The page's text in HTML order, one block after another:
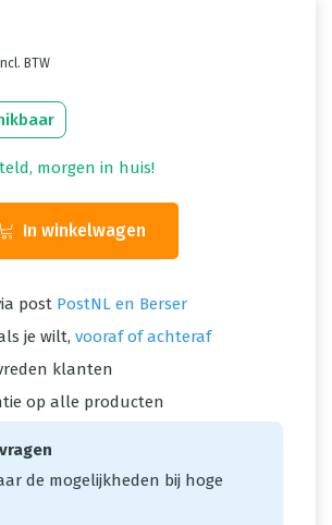
BTW
morgen in huis!
In winkelwagen
post PostNL en Berser
je wilt, vooraf of achteraf
klanten
op alle producten
de mogelijkheden bij hoge